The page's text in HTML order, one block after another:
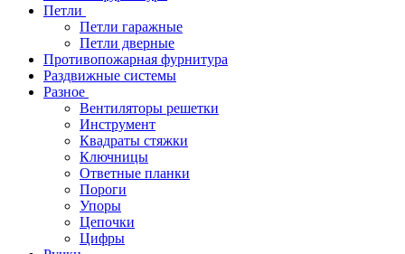
Петли
Петли гаражные
Петли дверные
Противопожарная фурнитура
Раздвижные системы
Разное
Вентиляторы решетки
Инструмент
Квадраты стяжки
Ключницы
Ответные планки
Пороги
Упоры
Цепочки
Цифры